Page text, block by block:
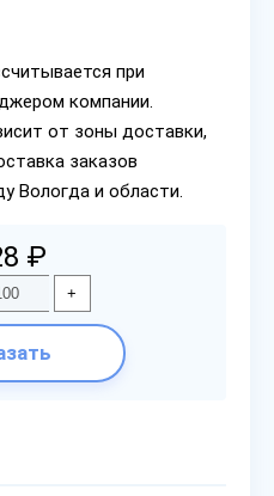
при
компании.
от зоны доставки,
заказов
Вологда и области.
₽
+